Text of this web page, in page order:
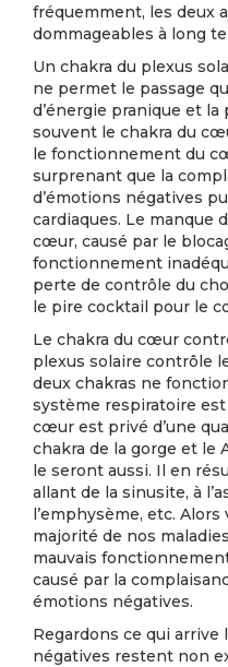
fréquemment, les deux
dommageables à long
Un chakra du plexus
ne permet le passage
d’énergie pranique et
souvent le chakra du
le fonctionnement du
surprenant que la
d’émotions négatives
cardiaques. Le manque
cœur, causé par le
fonctionnement
perte de contrôle du
le pire cocktail pour le
Le chakra du cœur
plexus solaire contrôle
deux chakras ne
système respiratoire est
cœur est privé d’une
chakra de la gorge et le
le seront aussi. Il en
allant de la sinusite, à
l’emphysème, etc.
majorité de nos
mauvais
causé par la
émotions négatives.
Regardons ce qui
négatives restent non